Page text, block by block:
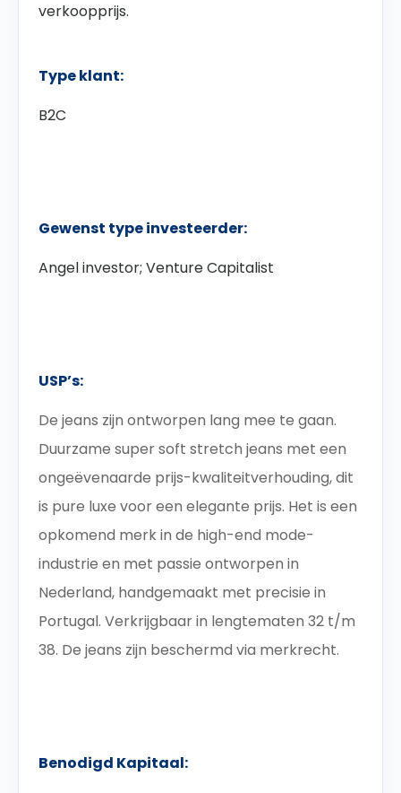
verkoopprijs.
Type klant:
B2C
Gewenst type investeerder:
Angel investor; Venture Capitalist
USP’s:
De jeans zijn ontworpen lang mee te gaan.
Duurzame super soft stretch jeans met een
ongeëvenaarde prijs-kwaliteitverhouding, dit
is pure luxe voor een elegante prijs. Het is een
opkomend merk in de high-end mode-
industrie en met passie ontworpen in
Nederland, handgemaakt met precisie in
Portugal. Verkrijgbaar in lengtematen 32 t/m
38. De jeans zijn beschermd via merkrecht.
Benodigd Kapitaal: